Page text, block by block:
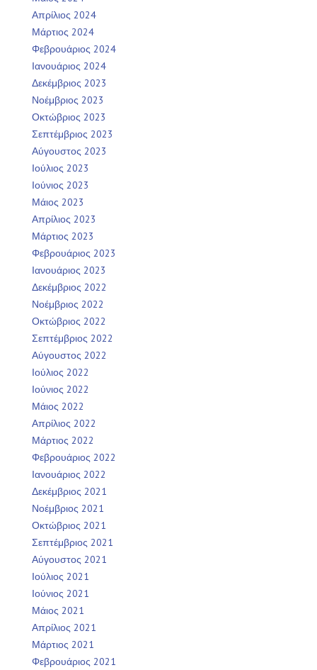
Απρίλιος 2024
Μάρτιος 2024
Φεβρουάριος 2024
Ιανουάριος 2024
Δεκέμβριος 2023
Νοέμβριος 2023
Οκτώβριος 2023
Σεπτέμβριος 2023
Αύγουστος 2023
Ιούλιος 2023
Ιούνιος 2023
Μάιος 2023
Απρίλιος 2023
Μάρτιος 2023
Φεβρουάριος 2023
Ιανουάριος 2023
Δεκέμβριος 2022
Νοέμβριος 2022
Οκτώβριος 2022
Σεπτέμβριος 2022
Αύγουστος 2022
Ιούλιος 2022
Ιούνιος 2022
Μάιος 2022
Απρίλιος 2022
Μάρτιος 2022
Φεβρουάριος 2022
Ιανουάριος 2022
Δεκέμβριος 2021
Νοέμβριος 2021
Οκτώβριος 2021
Σεπτέμβριος 2021
Αύγουστος 2021
Ιούλιος 2021
Ιούνιος 2021
Μάιος 2021
Απρίλιος 2021
Μάρτιος 2021
Φεβρουάριος 2021